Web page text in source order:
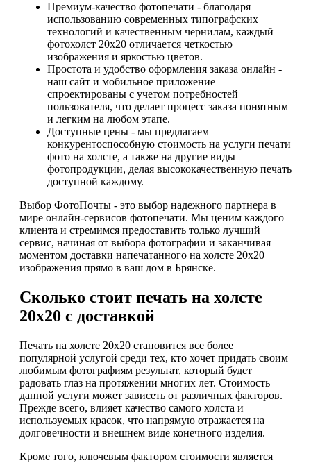
Премиум-качество фотопечати - благодаря
использованию современных типографских
технологий и качественным чернилам, каждый
фотохолст 20х20 отличается четкостью
изображения и яркостью цветов.
Простота и удобство оформления заказа онлайн -
наш сайт и мобильное приложение
спроектированы с учетом потребностей
пользователя, что делает процесс заказа понятным
и легким на любом этапе.
Доступные цены - мы предлагаем
конкурентоспособную стоимость на услуги печати
фото на холсте, а также на другие виды
фотопродукции, делая высококачественную печать
доступной каждому.
Выбор ФотоПочты - это выбор надежного партнера в
мире онлайн-сервисов фотопечати. Мы ценим каждого
клиента и стремимся предоставить только лучший
сервис, начиная от выбора фотографии и заканчивая
моментом доставки напечатанного на холсте 20х20
изображения прямо в ваш дом в Брянске.
Сколько стоит печать на холсте
20х20 с доставкой
Печать на холсте 20х20 становится все более
популярной услугой среди тех, кто хочет придать своим
любимым фотографиям результат, который будет
радовать глаз на протяжении многих лет. Стоимость
данной услуги может зависеть от различных факторов.
Прежде всего, влияет качество самого холста и
используемых красок, что напрямую отражается на
долговечности и внешнем виде конечного изделия.
Кроме того, ключевым фактором стоимости является